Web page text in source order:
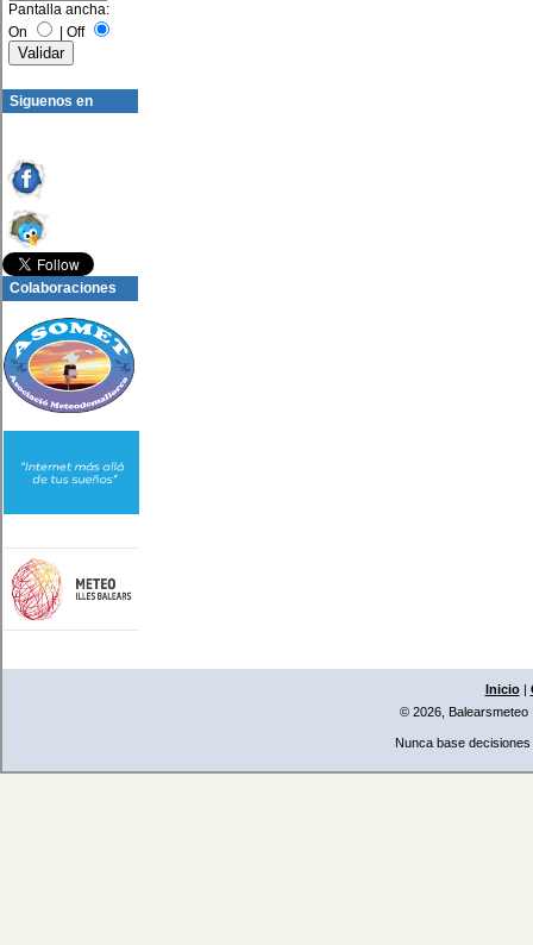
Pantalla ancha:
On
Off
Siguenos en
Colaboraciones
Inicio|
© 2026, Balearsmeteo
Nunca base